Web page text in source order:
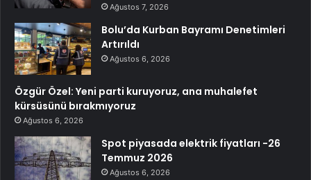
Ağustos 7, 2026
Bolu’da Kurban Bayramı Denetimleri
Artırıldı
Ağustos 6, 2026
Özgür Özel: Yeni parti kuruyoruz, ana muhalefet
kürsüsünü bırakmıyoruz
Ağustos 6, 2026
Spot piyasada elektrik fiyatları -26
Temmuz 2026
Ağustos 6, 2026